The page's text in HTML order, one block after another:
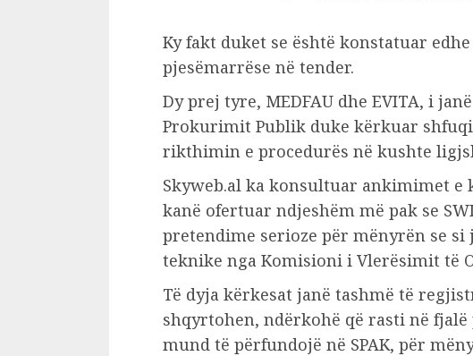
Ky fakt duket se është konstatuar
pjesëmarrëse në tender.
Dy prej tyre, MEDFAU dhe EVITA, i
Prokurimit Publik duke kërkuar
rikthimin e procedurës në kushte
Skyweb.al ka konsultuar ankimimet e
kanë ofertuar ndjeshëm më pak se
pretendime serioze për mënyrën se
teknike nga Komisioni i Vlerësimit të
Të dyja kërkesat janë tashmë të
shqyrtohen, ndërkohë që rasti në
mund të përfundojë në SPAK, për